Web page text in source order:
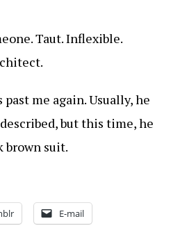
Taut. Inflexible.
me again. Usually, he
but this time, he
brown suit.
E-mail